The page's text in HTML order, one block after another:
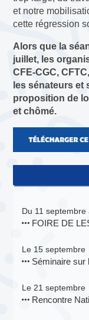
et notre
cette régression
Alors que la
juillet, les
CFE-CGC,
les sénateurs et
proposition de
et chômé.
Du 11
FOIRE DE
Le 15 septembre
Séminaire sur
Le 21 septembre
Rencontre